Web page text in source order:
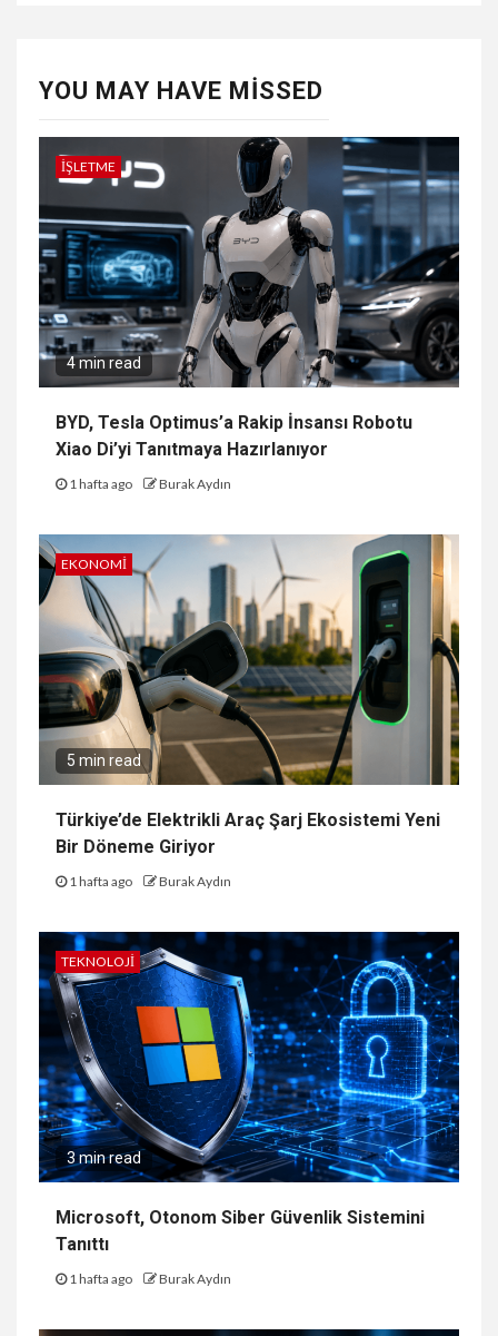
YOU MAY HAVE MISSED
İŞLETME
4 min read
BYD, Tesla Optimus’a Rakip İnsansı Robotu
Xiao Di’yi Tanıtmaya Hazırlanıyor
1 hafta ago Burak Aydın
EKONOMI
5 min read
Türkiye’de Elektrikli Araç Şarj Ekosistemi Yeni
Bir Döneme Giriyor
1 hafta ago Burak Aydın
TEKNOLOJI
3 min read
Microsoft, Otonom Siber Güvenlik Sistemini
Tanıttı
1 hafta ago Burak Aydın